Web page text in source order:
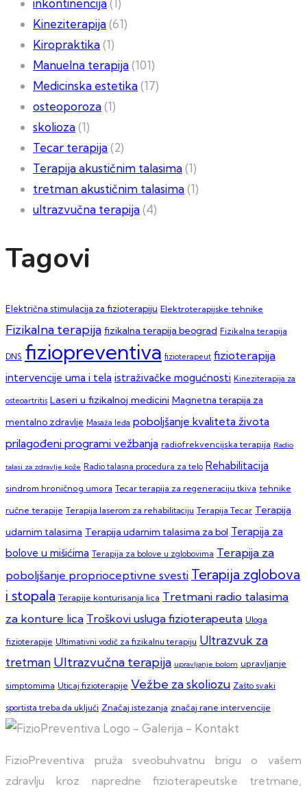
inkontinencija(1)
Kineziterapija(61)
Kiropraktika(1)
Manuelna terapija(101)
Medicinska estetika(17)
osteoporoza(1)
skolioza(1)
Tecar terapija(2)
Terapija akustičnim talasima(1)
tretman akustičnim talasima(1)
ultrazvučna terapija(4)
Tagovi
Električna stimulacija za fizioterapiju Elektroterapijske tehnike
Fizikalna terapija fizikalna terapija beograd Fizikalna terapija
DNS fiziopreventiva fizioterapeut fizioterapija
intervencije uma i tela istraživačke mogućnosti Kineziterapija za
osteoartritis Laseri u fizikalnoj medicini Magnetna terapija za
mentalno zdravlje Masaža leđa poboljšanje kvaliteta života
prilagođeni programi vežbanja radiofrekvencijska terapija Radio
talasi za zdravlje kože Radio talasna procedura za telo Rehabilitacija
sindrom hroničnog umora Tecar terapija za regeneraciju tkiva tehnike
ručne terapije Terapija laserom za rehabilitaciju Terapija Tecar Terapija
udarnim talasima Terapija udarnim talasima za bol Terapija za
bolove u mišićima Terapija za bolove u zglobovima Terapija za
poboljšanje proprioceptivne svesti Terapija zglobova
i stopala Terapije konturisanja lica Tretmani radio talasima
za konture lica Troškovi usluga fizioterapeuta Uloga
fizioterapije Ultimativni vodič za fizikalnu terapiju Ultrazvuk za
tretman Ultrazvučna terapija upravljanje bolom upravljanje
simptomima Uticaj fizioterapije Vežbe za skoliozu Zašto svaki
sportista treba da uključi Značaj istezanja značaj rane intervencije
FizioPreventiva pruža sveobuhvatnu brigu o vašem
zdravlju kroz napredne fizioterapeutske tretmane,